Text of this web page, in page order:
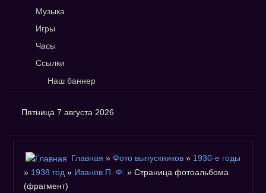
Музыка
Игры
Часы
Ссылки
Наш баннер
Пятница 7 августа 2026
Главная » Фото выпускников» 1930-е годы
» 1938 год » Иванов П. Ф. » Страница фотоальбома
(фрагмент)